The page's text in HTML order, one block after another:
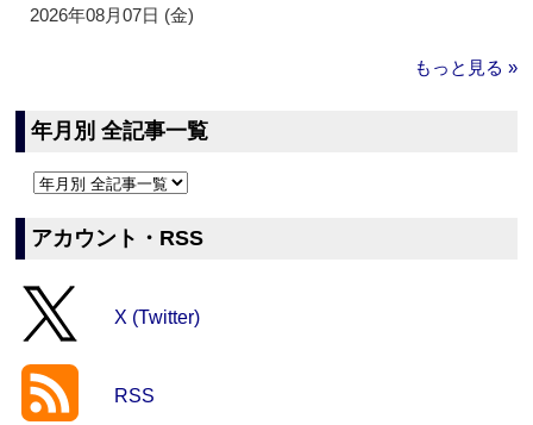
2026年08月07日 (金)
もっと見る »
年月別 全記事一覧
アカウント・RSS
X (Twitter)
RSS